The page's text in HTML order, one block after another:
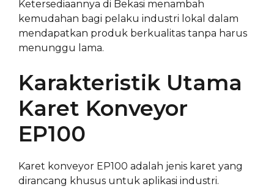
Ketersediaannya di Bekasi menambah
kemudahan bagi pelaku industri lokal dalam
mendapatkan produk berkualitas tanpa harus
menunggu lama.
Karakteristik Utama
Karet Konveyor
EP100
Karet konveyor EP100 adalah jenis karet yang
dirancang khusus untuk aplikasi industri.